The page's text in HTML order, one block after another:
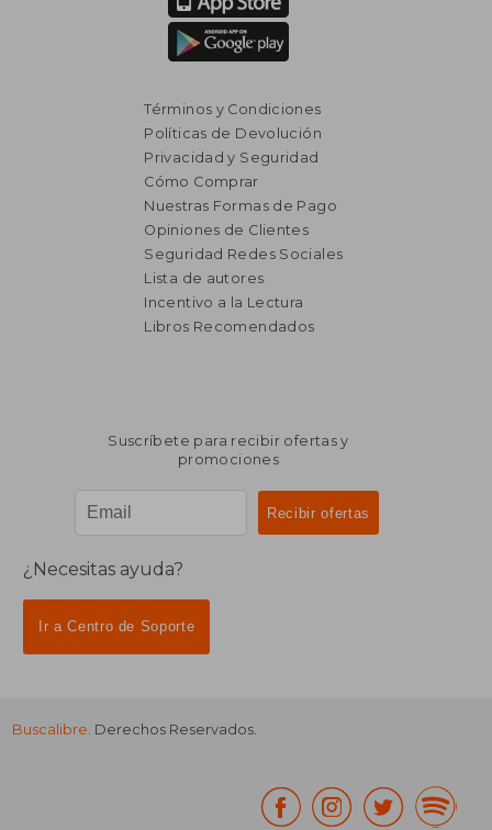
Términos y Condiciones
Políticas de Devolución
Privacidad y Seguridad
Cómo Comprar
Nuestras Formas de Pago
Opiniones de Clientes
Seguridad Redes Sociales
Lista de autores
Incentivo a la Lectura
Libros Recomendados
Suscríbete para recibir ofertas y
promociones
¿Necesitas ayuda?
Ir a Centro de Soporte
Buscalibre . Derechos Reservados.